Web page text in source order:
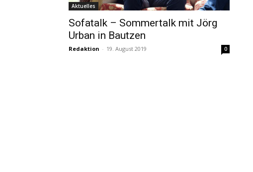
Aktuelles
Sofatalk – Sommertalk mit Jörg
Urban in Bautzen
Redaktion - 19. August 2019 0